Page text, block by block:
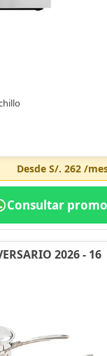
Desde S/. 262/
Consultar
2026 - 16